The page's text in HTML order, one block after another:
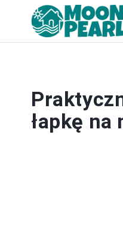
łapkę na